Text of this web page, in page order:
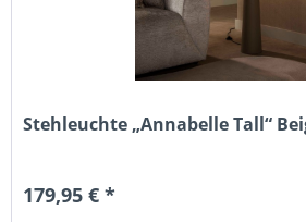
Stehleuchte „Annabelle Tall“
179,95 € *